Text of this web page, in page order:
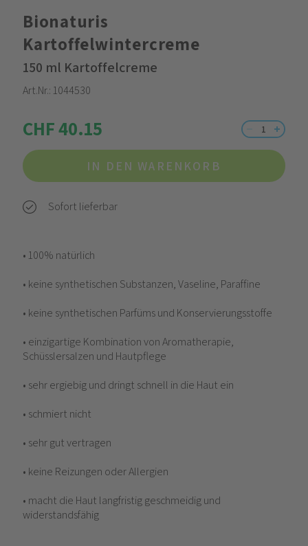
Bionaturis
Kartoffelwintercreme
150 ml Kartoffelcreme
Art.Nr.: 1044530
CHF 40.15
IN DEN WARENKORB
Sofort lieferbar
• 100% natürlich
• keine synthetischen Substanzen, Vaseline, Paraffine
• keine synthetischen Parfüms und Konservierungsstoffe
• einzigartige Kombination von Aromatherapie,
Schüsslersalzen und Hautpflege
• sehr ergiebig und dringt schnell in die Haut ein
• schmiert nicht
• sehr gut vertragen
• keine Reizungen oder Allergien
• macht die Haut langfristig geschmeidig und
widerstandsfähig